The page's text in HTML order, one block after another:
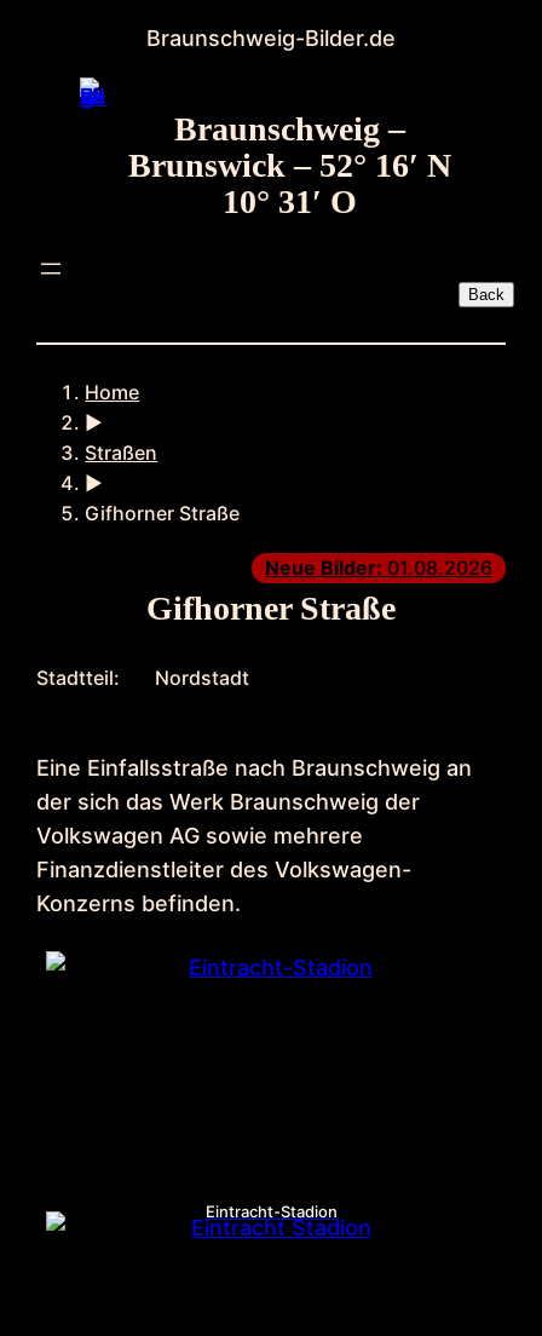
springen
Braunschweig-Bilder.de
Braunschweig –
Brunswick – 52° 16′ N
10° 31′ O
Home
►
Straßen
►
Gifhorner Straße
Neue Bilder: 01.08.2026
Gifhorner Straße
Stadtteil: Nordstadt
Eine Einfallsstraße nach Braunschweig an
der sich das Werk Braunschweig der
Volkswagen AG sowie mehrere
Finanzdienstleiter des Volkswagen-
Konzerns befinden.
Eintracht-Stadion